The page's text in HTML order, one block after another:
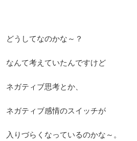
どうしてなのかな～？
なんて考えていたんですけど
ネガティブ思考とか、
ネガティブ感情のスイッチが
入りづらくなっているのかな～。